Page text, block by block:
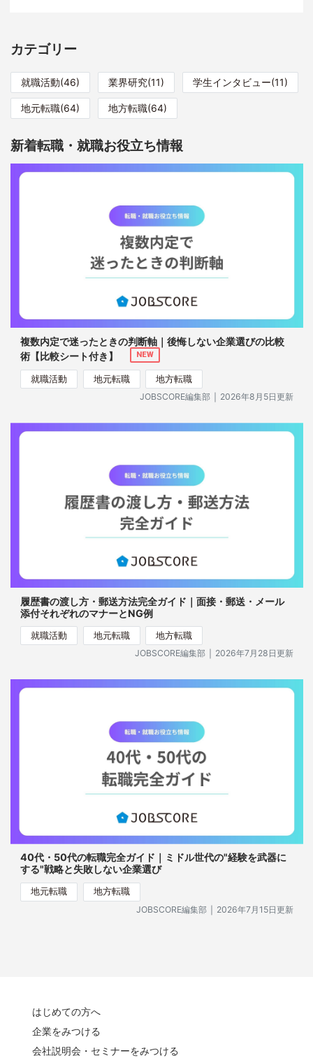
カテゴリー
就職活動(46) 業界研究(11) 学生インタビュー(11)
地元転職(64) 地方転職(64)
新着転職・就職お役立ち情報
複数内定で迷ったときの判断軸｜後悔しない企業選びの比較
術【比較シート付き】
NEW
就職活動 地元転職
地方転職
JOBSCORE編集部 ｜ 2026年8月5日更新
履歴書の渡し方・郵送方法完全ガイド｜面接・郵送・メール
添付それぞれのマナーとNG例
就職活動 地元転職
地方転職
JOBSCORE編集部 ｜ 2026年7月28日更新
40代・50代の転職完全ガイド｜ミドル世代の"経験を武器に
する"戦略と失敗しない企業選び
地元転職
地方転職
JOBSCORE編集部 ｜ 2026年7月15日更新
はじめての方へ
企業をみつける
会社説明会・セミナーをみつける